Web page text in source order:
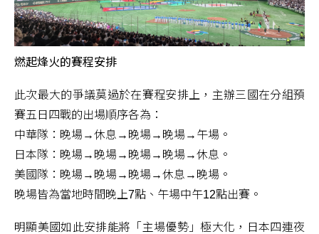
燃起烽火的賽程安排
此次最大的爭議莫過於在賽程安排上，主辦三國在分組預
賽五日四戰的出場順序各為：
中華隊：晚場→休息→晚場→晚場→午場。
日本隊：晚場→晚場→晚場→晚場→休息。
美國隊：晚場→晚場→晚場→休息→晚場。
晚場皆為當地時間晚上7點、午場中午12點出賽。
明顯美國如此安排能將「主場優勢」極大化，日本四連夜